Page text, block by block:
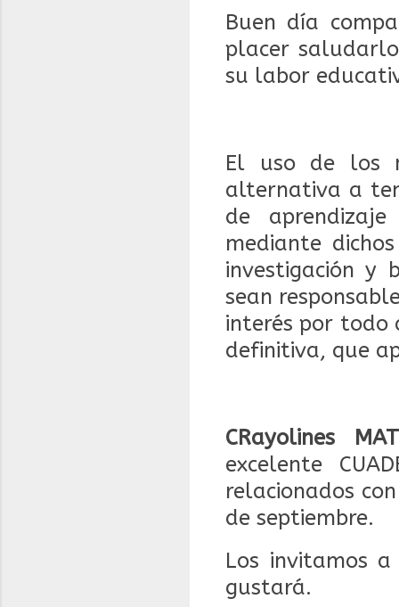
Buen día
placer
su labor
El uso de los
alternativa a
de
mediante
investigación y
sean
interés por todo
definitiva, que
CRayolines
excelente
relacionados
de septiembre.
Los invitamos
gustará.